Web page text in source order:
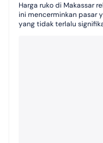
Harga ruko di Makassar
ini mencerminkan pasar
yang tidak terlalu